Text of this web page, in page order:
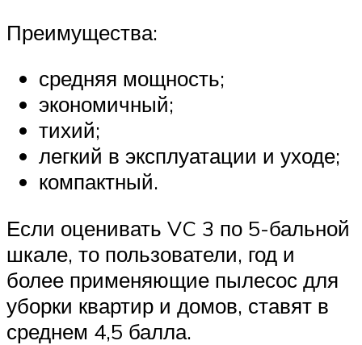
Преимущества:
средняя мощность;
экономичный;
тихий;
легкий в эксплуатации и уходе;
компактный.
Если оценивать VC 3 по 5-бальной
шкале, то пользователи, год и
более применяющие пылесос для
уборки квартир и домов, ставят в
среднем 4,5 балла.